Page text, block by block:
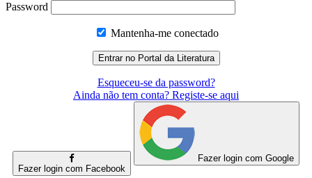
Password
Mantenha-me conectado
Esqueceu-se da password?
Ainda não tem conta? Registe-se aqui
Fazer login com Facebook
Fazer login com Google